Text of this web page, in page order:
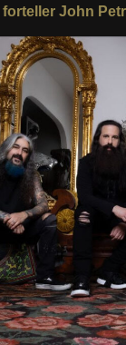
forteller John